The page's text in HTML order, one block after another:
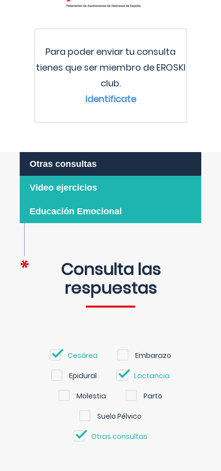
Para poder enviar tu consulta
tienes que ser miembro de EROSKI
club.
Identificate
Otras consultas
Video ejercicios
Educación Emocional
Consulta las
respuestas
Cesárea Embarazo
Epidural Lactancia
Molestia Parto
Suelo Pélvico
Otras consultas